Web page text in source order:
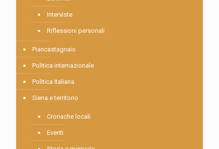
Interviste
Riflessioni personali
Piancastagnaio
Politica internazionale
Politica Italiana
Siena e territorio
Cronache locali
Eventi